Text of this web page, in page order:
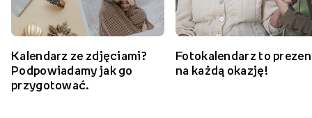
Kalendarz ze zdjęciami?
Podpowiadamy jak go
przygotować.
Fotokalendarz to
na każdą okazję!